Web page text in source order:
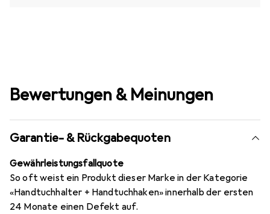
Bewertungen & Meinungen
Garantie- & Rückgabequoten
Gewährleistungsfallquote
So oft weist ein Produkt dieser Marke in der Kategorie
«Handtuchhalter + Handtuchhaken» innerhalb der ersten
24 Monate einen Defekt auf.